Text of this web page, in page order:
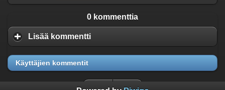
0 kommenttia
Lisää kommentti
Käyttäjien kommentit